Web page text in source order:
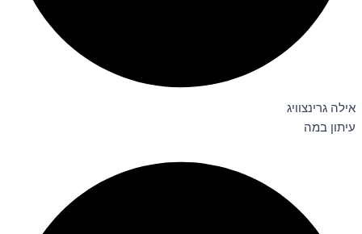
אילה גרינצוויג
עיתון במה